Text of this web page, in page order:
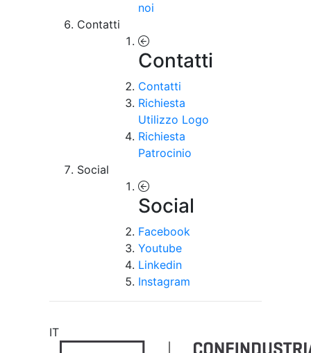
noi
Contatti
Contatti
Contatti
Richiesta
Utilizzo Logo
Richiesta
Patrocinio
Social
Social
Facebook
Youtube
Linkedin
Instagram
IT